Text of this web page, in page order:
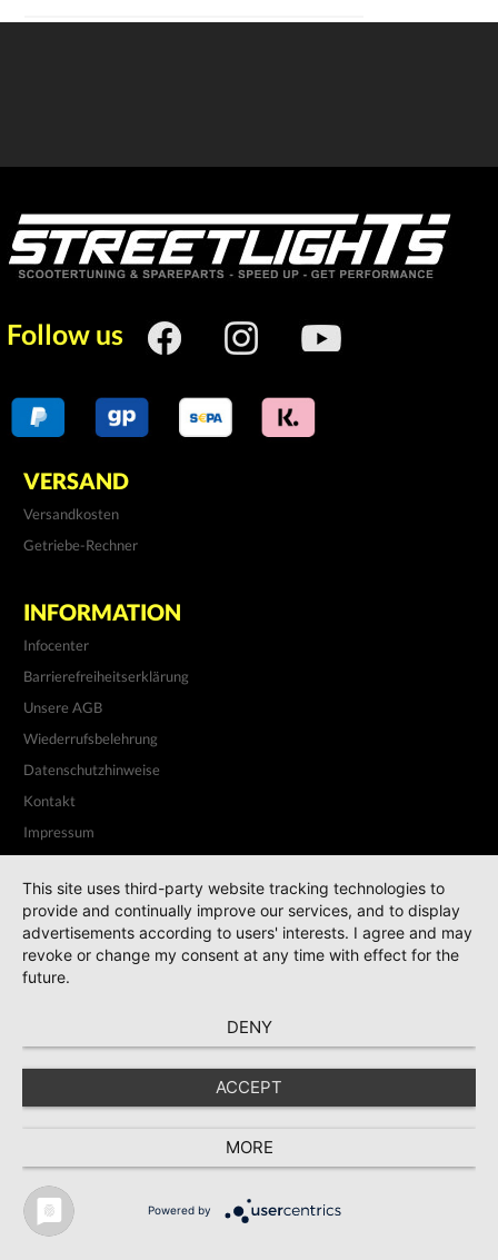
Follow us
VERSAND
Versandkosten
Getriebe-Rechner
INFORMATION
Infocenter
Barrierefreiheitserklärung
Unsere AGB
Wiederrufsbelehrung
Datenschutzhinweise
Kontakt
Impressum
This site uses third-party website tracking technologies to
provide and continually improve our services, and to display
advertisements according to users' interests. I agree and may
revoke or change my consent at any time with effect for the
future.
DENY
ACCEPT
MORE
Powered by